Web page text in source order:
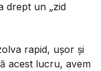
drept un „zid
rapid, ușor și
acest lucru, avem